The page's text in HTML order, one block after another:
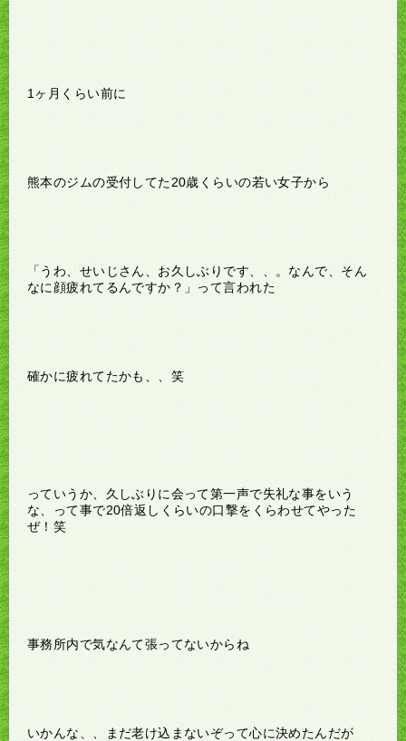
1ヶ月くらい前に
熊本のジムの受付してた20歳くらいの若い女子から
「うわ、せいじさん、お久しぶりです、、。なんで、そん
なに顔疲れてるんですか？」って言われた
確かに疲れてたかも、、笑
っていうか、久しぶりに会って第一声で失礼な事をいう
な、って事で20倍返しくらいの口撃をくらわせてやった
ぜ！笑
事務所内で気なんて張ってないからね
いかんな、、まだ老け込まないぞって心に決めたんだが